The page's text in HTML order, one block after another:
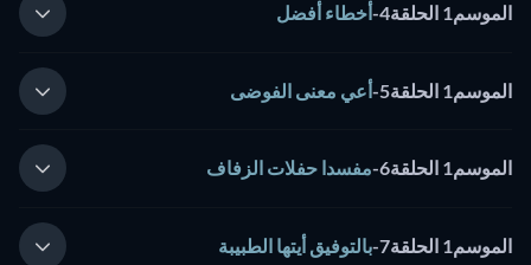
الموسم1 الحلقة4 -أخطاء أفضل
الموسم1 الحلقة5 -أعي معنى الفوضى
الموسم1 الحلقة6 -مفسدا حفلات الزفاف
الموسم1 الحلقة7 -بالتوفيق أيتها الطبيبة